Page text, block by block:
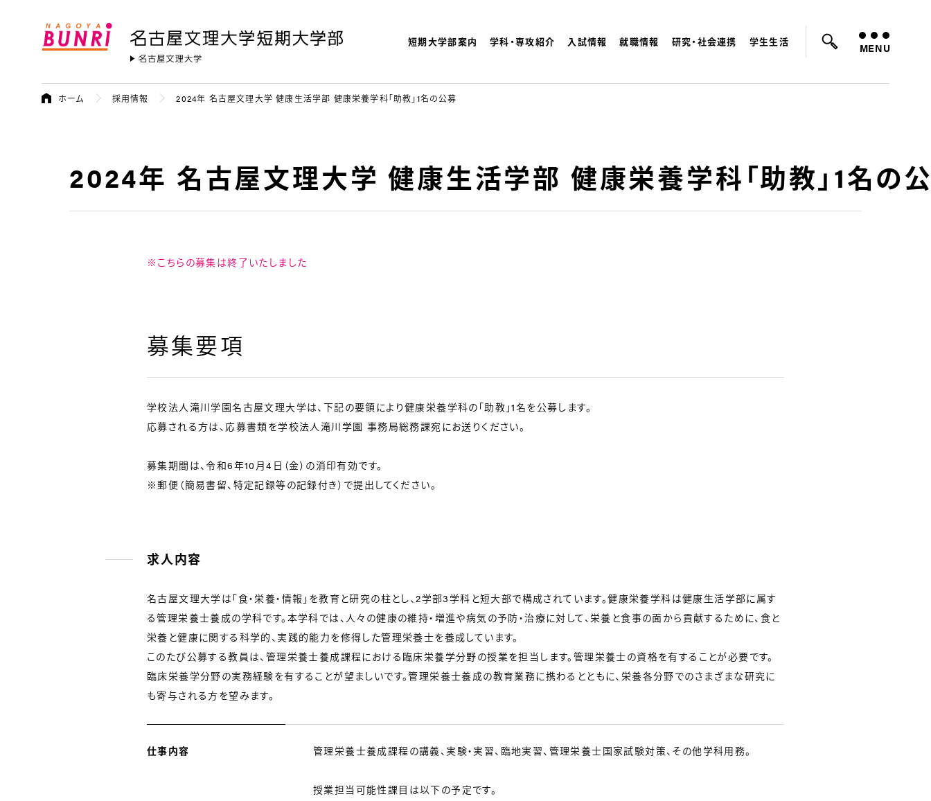
名古屋文理大学 短期大学部
短期大学部案内 学科・専攻紹介 入試情報 就職情報 研究・社会連携 学生生活
よく検索されているキーワード： 入試 学費 就職先 MENU
ホーム 採用情報 2024年 名古屋文理大学 健康生活学部 健康栄養学科「助教」1名の公募
2024年 名古屋文理大学 健康生活学部 健康栄養学科「助教」1名の
※こちらの募集は終了いたしました
募集要項
学校法人滝川学園名古屋文理大学は、下記の要領により健康栄養学科の「助教」1名を公募します。
応募される方は、応募書類を学校法人滝川学園 事務局総務課宛にお送りください。
募集期間は、令和6年10月4日（金）の消印有効です。
※郵便（簡易書留、特定記録等の記録付き）で提出してください。
求人内容
名古屋文理大学は「食・栄養・情報」を教育と研究の柱とし、2学部3学科と短大部で構成されています。健康栄養学科は健康生活学部に属す
る管理栄養士養成の学科です。本学科では、人々の健康の維持・増進や病気の予防・治療に対して、栄養と食事の面から貢献するために、食と
栄養と健康に関する科学的、実践的能力を修得した管理栄養士を養成しています。
このたび公募する教員は、管理栄養士養成課程における臨床栄養学分野の授業を担当します。管理栄養士の資格を有することが必要です。
臨床栄養学分野の実務経験を有することが望ましいです。管理栄養士養成の教育業務に携わるとともに、栄養各分野でのさまざまな研究に
も寄与される方を望みます。
仕事内容 管理栄養士養成課程の講義、実験・実習、臨地実習、管理栄養士国家試験対策、その他学科用務。
授業担当可能性課目は以下の予定です。